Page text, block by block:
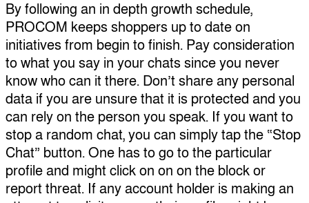
By following an in depth growth schedule,
PROCOM keeps shoppers up to date on
initiatives from begin to finish. Pay consideration
to what you say in your chats since you never
know who can it there. Don’t share any personal
data if you are unsure that it is protected and you
can rely on the person you speak. If you want to
stop a random chat, you can simply tap the “Stop
Chat” button. One has to go to the particular
profile and might click on on on the block or
report threat. If any account holder is making an